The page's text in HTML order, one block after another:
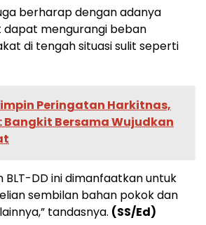
berharap dengan adanya
mengurangi beban
di tengah situasi sulit seperti
Peringatan Harkitnas,
Bangkit Bersama Wujudkan
BLT-DD ini dimanfaatkan untuk
sembilan bahan pokok dan
tandasnya. (SS/Ed)